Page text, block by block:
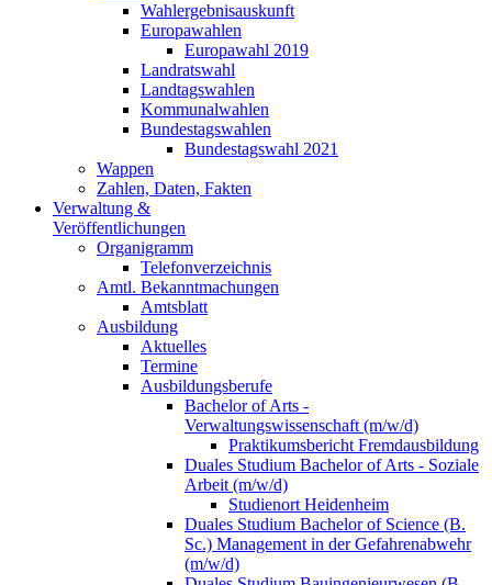
Wahlergebnisauskunft
Europawahlen
Europawahl 2019
Landratswahl
Landtagswahlen
Kommunalwahlen
Bundestagswahlen
Bundestagswahl 2021
Wappen
Zahlen, Daten, Fakten
Verwaltung &
Veröffentlichungen
Organigramm
Telefonverzeichnis
Amtl. Bekanntmachungen
Amtsblatt
Ausbildung
Aktuelles
Termine
Ausbildungsberufe
Bachelor of Arts -
Verwaltungswissenschaft (m/w/d)
Praktikumsbericht Fremdausbildung
Duales Studium Bachelor of Arts - Soziale
Arbeit (m/w/d)
Studienort Heidenheim
Duales Studium Bachelor of Science (B.
Sc.) Management in der Gefahrenabwehr
(m/w/d)